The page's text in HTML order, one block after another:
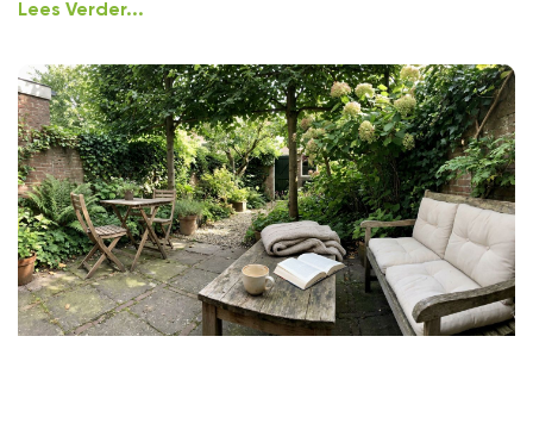
Lees Verder...